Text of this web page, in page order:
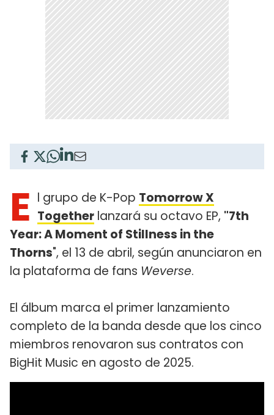
E l grupo de K-Pop Tomorrow X
Together lanzará su octavo EP, "7th
Year: A Moment of Stillness in the
Thorns", el 13 de abril, según anunciaron en
la plataforma de fans Weverse.
El álbum marca el primer lanzamiento
completo de la banda desde que los cinco
miembros renovaron sus contratos con
BigHit Music en agosto de 2025.